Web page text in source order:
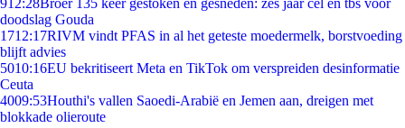
912:28Broer 135 keer gestoken en gesneden: zes jaar cel en tbs voor
doodslag Gouda
1712:17RIVM vindt PFAS in al het geteste moedermelk, borstvoeding
blijft advies
5010:16EU bekritiseert Meta en TikTok om verspreiden desinformatie
Ceuta
4009:53Houthi's vallen Saoedi-Arabië en Jemen aan, dreigen met
blokkade olieroute